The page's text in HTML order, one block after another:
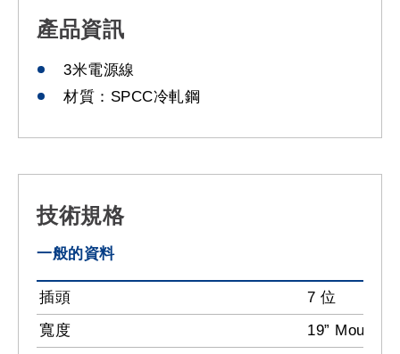
產品資訊
3米電源線
材質：SPCC冷軋鋼
技術規格
一般的資料
插頭
7 位
寬度
19”